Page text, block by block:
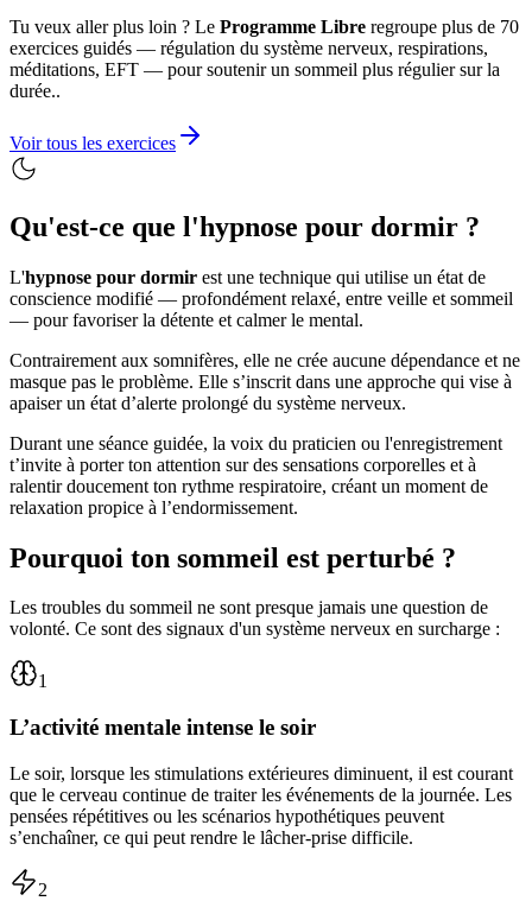
Tu veux aller plus loin ? Le Programme Libre regroupe plus de 70
exercices guidés — régulation du système nerveux, respirations,
méditations, EFT — pour soutenir un sommeil plus régulier sur la
durée..
Voir tous les exercices
Qu'est-ce que l'hypnose pour dormir ?
L'hypnose pour dormir est une technique qui utilise un état de
conscience modifié — profondément relaxé, entre veille et sommeil
— pour favoriser la détente et calmer le mental.
Contrairement aux somnifères, elle ne crée aucune dépendance et ne
masque pas le problème. Elle s’inscrit dans une approche qui vise à
apaiser un état d’alerte prolongé du système nerveux.
Durant une séance guidée, la voix du praticien ou l'enregistrement
t’invite à porter ton attention sur des sensations corporelles et à
ralentir doucement ton rythme respiratoire, créant un moment de
relaxation propice à l’endormissement.
Pourquoi ton sommeil est perturbé ?
Les troubles du sommeil ne sont presque jamais une question de
volonté. Ce sont des signaux d'un système nerveux en surcharge :
1
L’activité mentale intense le soir
Le soir, lorsque les stimulations extérieures diminuent, il est courant
que le cerveau continue de traiter les événements de la journée. Les
pensées répétitives ou les scénarios hypothétiques peuvent
s’enchaîner, ce qui peut rendre le lâcher-prise difficile.
2